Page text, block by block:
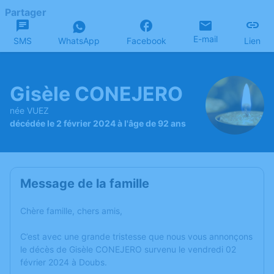
Partager
SMS WhatsApp Facebook E-mail Lien
Gisèle CONEJERO
née VUEZ
décédée le 2 février 2024 à l'âge de 92 ans
Message de la famille
Chère famille, chers amis,
C’est avec une grande tristesse que nous vous annonçons
le décès de Gisèle CONEJERO survenu le vendredi 02
février 2024 à Doubs.